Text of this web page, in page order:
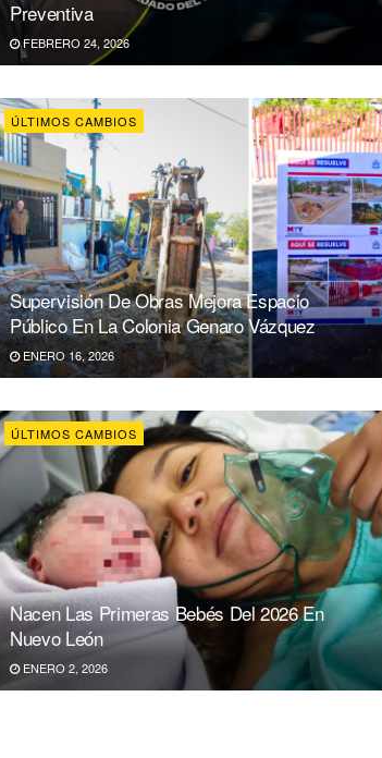
Preventiva
FEBRERO 24, 2026
ÚLTIMOS CAMBIOS
Supervisión De Obras Mejora Espacio
Público En La Colonia Genaro Vázquez
ENERO 16, 2026
ÚLTIMOS CAMBIOS
Nacen Las Primeras Bebés Del 2026 En
Nuevo León
ENERO 2, 2026